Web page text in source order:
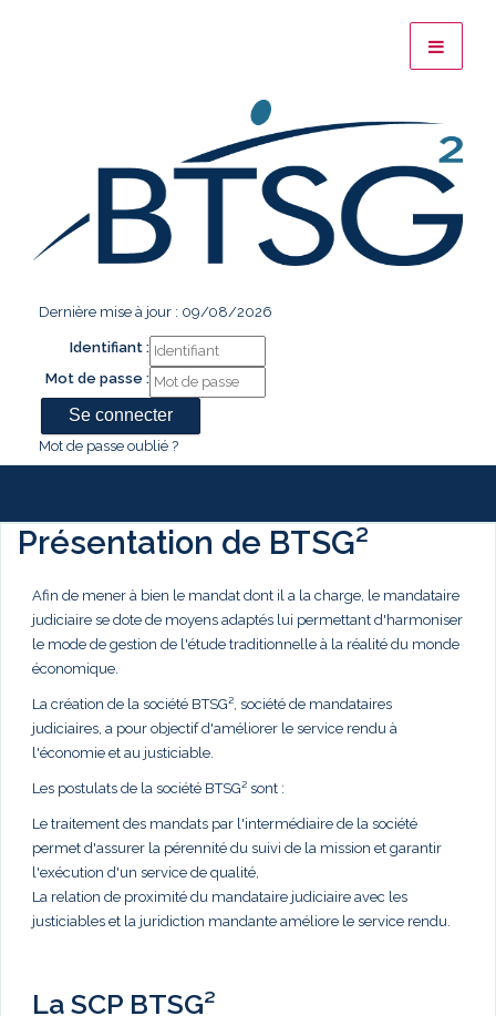
Dernière mise à jour : 09/08/2026
Identifiant :
Mot de passe :
Mot de passe oublié ?
Présentation de BTSG²
Afin de mener à bien le mandat dont il a la charge, le mandataire
judiciaire se dote de moyens adaptés lui permettant d'harmoniser
le mode de gestion de l'étude traditionnelle à la réalité du monde
économique.
La création de la société BTSG², société de mandataires
judiciaires, a pour objectif d'améliorer le service rendu à
l'économie et au justiciable.
Les postulats de la société BTSG² sont :
Le traitement des mandats par l'intermédiaire de la société
permet d'assurer la pérennité du suivi de la mission et garantir
l'exécution d'un service de qualité,
La relation de proximité du mandataire judiciaire avec les
justiciables et la juridiction mandante améliore le service rendu.
La SCP BTSG²